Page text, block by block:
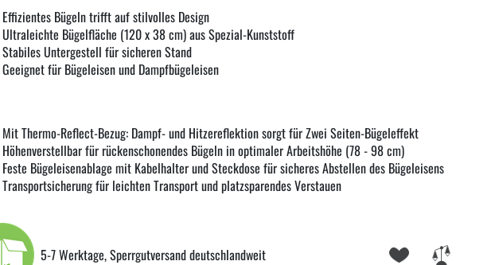
Effizientes Bügeln trifft auf stilvolles Design
Ultraleichte Bügelfläche (120 x 38 cm) aus Spezial-Kunststoff
Stabiles Untergestell für sicheren Stand
Geeignet für Bügeleisen und Dampfbügeleisen
Mit Thermo-Reflect-Bezug: Dampf- und Hitzereflektion sorgt für Zwei Seiten-Bügeleffekt
Höhenverstellbar für rückenschonendes Bügeln in optimaler Arbeitshöhe (78 - 98 cm)
Feste Bügeleisenablage mit Kabelhalter und Steckdose für sicheres Abstellen des Bügeleisens
Transportsicherung für leichten Transport und platzsparendes Verstauen
5-7 Werktage, Sperrgutversand deutschlandweit